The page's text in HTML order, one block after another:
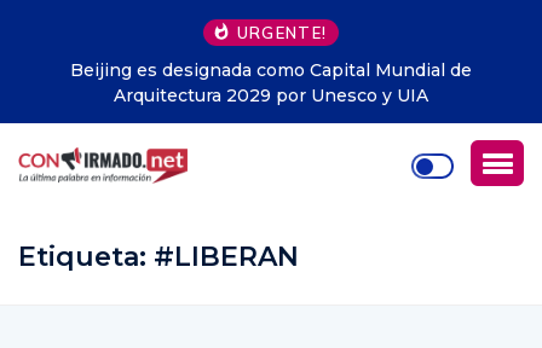
URGENTE!
Libros gratis en Guayaquil: la iniciativa que ya
entregado cerca de 1.500 ejemplares y llega a
Ecuador
Etiqueta: #LIBERAN